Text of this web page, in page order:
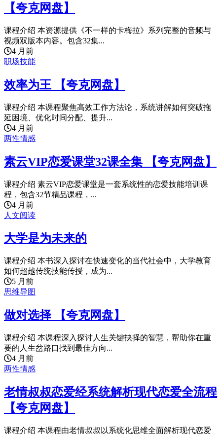
【夸克网盘】
课程介绍 本资源提供《不一样的卡梅拉》系列完整的音频与
视频双版本内容。包含32集...
4 月前
职场技能
效率为王 【夸克网盘】
课程介绍 本课程聚焦高效工作方法论，系统讲解如何突破拖
延困境、优化时间分配、提升...
4 月前
两性情感
素云VIP恋爱课堂32课全集 【夸克网盘】
课程介绍 素云VIP恋爱课堂是一套系统性的恋爱技能培训课
程，包含32节精品课程，...
4 月前
人文阅读
大学是为未来的
课程介绍 本书深入探讨在快速变化的当代社会中，大学教育
如何超越传统技能传授，成为...
5 月前
思维导图
做对选择 【夸克网盘】
课程介绍 本课程深入探讨人生关键抉择的智慧，帮助你在重
要的人生岔路口找到最佳方向...
4 月前
两性情感
老情叔叔恋爱经系统解析现代恋爱全流程
【夸克网盘】
课程介绍 本课程由老情叔叔以系统化思维全面解析现代恋爱